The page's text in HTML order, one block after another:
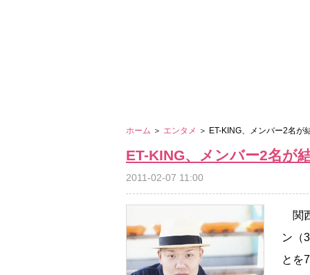
ホーム ＞ エンタメ ＞ ET-KING、メンバー2名が
ET-KING、メンバー2名が
2011-02-07 11:00
関
ン（
とを